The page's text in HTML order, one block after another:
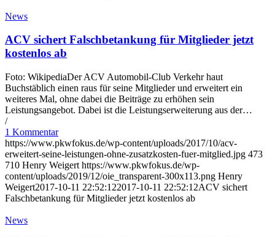
News
ACV sichert Falschbetankung für Mitglieder jetzt
kostenlos ab
Foto: WikipediaDer ACV Automobil-Club Verkehr haut
Buchstäblich einen raus für seine Mitglieder und erweitert ein
weiteres Mal, ohne dabei die Beiträge zu erhöhen sein
Leistungsangebot. Dabei ist die Leistungserweiterung aus der…
/
1 Kommentar
https://www.pkwfokus.de/wp-content/uploads/2017/10/acv-
erweitert-seine-leistungen-ohne-zusatzkosten-fuer-mitglied.jpg 473
710 Henry Weigert https://www.pkwfokus.de/wp-
content/uploads/2019/12/oie_transparent-300x113.png Henry
Weigert2017-10-11 22:52:122017-10-11 22:52:12ACV sichert
Falschbetankung für Mitglieder jetzt kostenlos ab
News